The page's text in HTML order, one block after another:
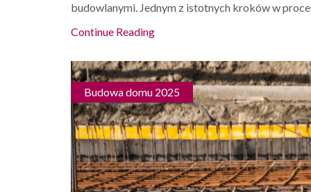
budowlanymi. Jednym z istotnych kroków w
Continue Reading
Budowa domu 2025